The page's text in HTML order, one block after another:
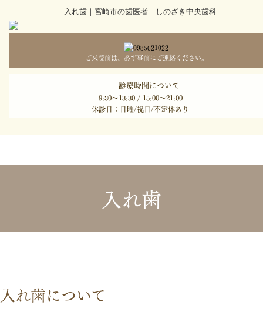
入れ歯｜宮崎市の歯医者 しのざき中央歯科
ご来院前は、必ず事前にご連絡ください。
診療時間について
9:30～13:30 / 15:00～21:00
休診日：日曜/祝日/不定休あり
入れ歯
入れ歯について